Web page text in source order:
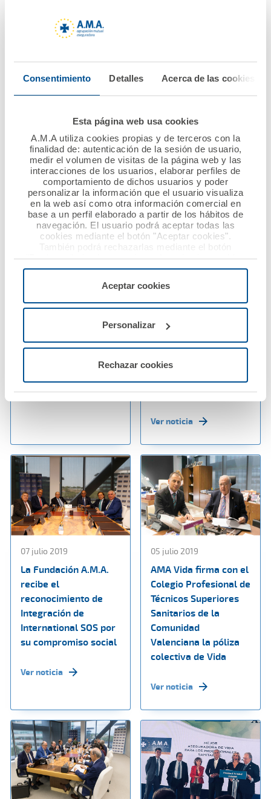
Consentimiento Detalles Acerca de las cookies
Esta página web usa cookies
A.M.A utiliza cookies propias y de terceros con la
finalidad de: autenticación de la sesión de usuario,
medir el volumen de visitas de la página web y las
interacciones de los usuarios, elaborar perfiles de
comportamiento de dichos usuarios y poder
personalizar la información que el usuario visualiza
en la web así como otra información comercial en
base a un perfil elaborado a partir de los hábitos de
navegación. El usuario podrá aceptar todas las
cookies mediante el botón "Aceptar cookies".
También podrá rechazarlas mediante el botón
"Rechazar", donde se rechazarán todas las cookies
menos las necesarias para permitir el acceso a los
configurarlas usando el botón “Personalizar".
Aceptar cookies
Personalizar
Rechazar cookies
10 septiembre 2019
Masiva participación
Solidario convocados
por la Fundación
Ver noticia
Responsabilidad Civil
a A.M.A.
Ver noticia
02 agosto 2019
La Fundación A.M.A.
convoca sus XVIII
Premios Científicos
Ver noticia
22 julio 2019
La clínica dental
solidaria para
Melilla, patrocinada
por la Fundación
A.M.A., atiende a más
de dos mil personas al
año
Ver noticia
07 julio 2019
La Fundación A.M.A.
recibe el
reconocimiento de
Integración de
International SOS por
su compromiso social
Ver noticia
05 julio 2019
AMA Vida firma con el
Colegio Profesional de
Técnicos Superiores
Sanitarios de la
Comunidad
Valenciana la póliza
colectiva de Vida
Ver noticia